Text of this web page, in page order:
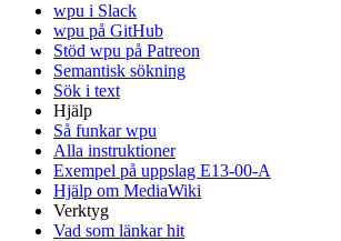
wpu i Slack
wpu på GitHub
Stöd wpu på Patreon
Semantisk sökning
Sök i text
Hjälp
Så funkar wpu
Alla instruktioner
Exempel på uppslag E13-00-A
Hjälp om MediaWiki
Verktyg
Vad som länkar hit